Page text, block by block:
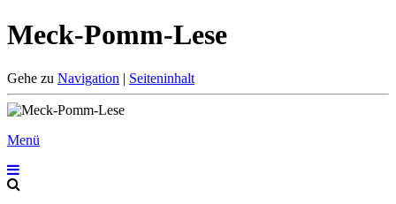
Meck-Pomm-Lese
Gehe zu Navigation | Seiteninhalt
Menü